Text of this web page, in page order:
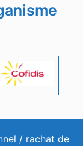
/ rachat de